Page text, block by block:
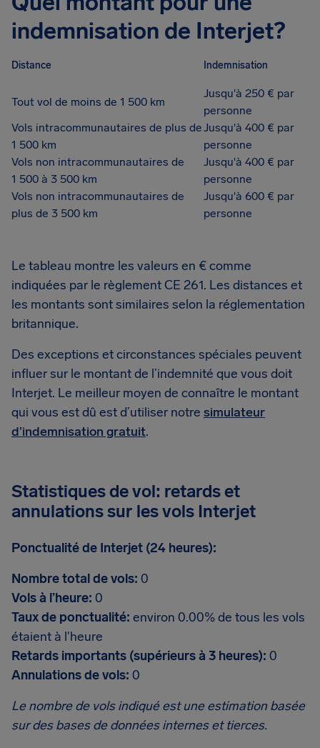
indemnisation de Interjet?
Distance Indemnisation
Tout vol de moins de 1 500 km
Jusqu'à 250 € par
personne
Vols intracommunautaires de plus de
1 500 km
Jusqu'à 400 € par
personne
Vols non intracommunautaires de
1 500 à 3 500 km
Jusqu'à 400 € par
personne
Vols non intracommunautaires de
plus de 3 500 km
Jusqu'à 600 € par
personne
Le tableau montre les valeurs en € comme
indiquées par le règlement CE 261. Les distances et
les montants sont similaires selon la réglementation
britannique.
Des exceptions et circonstances spéciales peuvent
influer sur le montant de l’indemnité que vous doit
Interjet. Le meilleur moyen de connaître le montant
qui vous est dû est d’utiliser notre simulateur
d’indemnisation gratuit.
Statistiques de vol: retards et
annulations sur les vols Interjet
Ponctualité de Interjet (24 heures):
Nombre total de vols: 0
Vols à l’heure: 0
Taux de ponctualité: environ 0.00% de tous les vols
étaient à l'heure
Retards importants (supérieurs à 3 heures): 0
Annulations de vols: 0
Le nombre de vols indiqué est une estimation basée
sur des bases de données internes et tierces.